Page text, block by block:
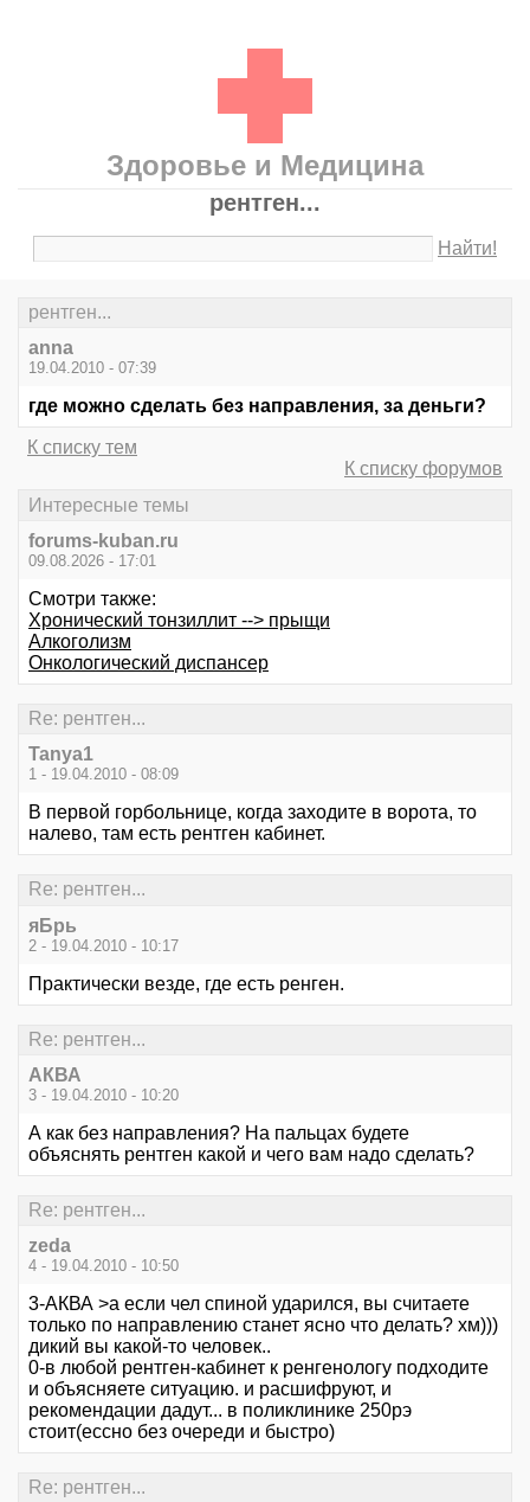
Здоровье и Медицина
рентген...
Найти!
рентген...
anna
19.04.2010 - 07:39
где можно сделать без направления, за деньги?
К списку тем
К списку форумов
Интересные темы
forums-kuban.ru
09.08.2026 - 17:01
Смотри также:
Хронический тонзиллит --> прыщи
Алкоголизм
Онкологический диспансер
Re: рентген...
Tanya1
1 - 19.04.2010 - 08:09
В первой горбольнице, когда заходите в ворота, то
налево, там есть рентген кабинет.
Re: рентген...
яБрь
2 - 19.04.2010 - 10:17
Практически везде, где есть ренген.
Re: рентген...
АКВА
3 - 19.04.2010 - 10:20
А как без направления? На пальцах будете
объяснять рентген какой и чего вам надо сделать?
Re: рентген...
zeda
4 - 19.04.2010 - 10:50
3-АКВА >а если чел спиной ударился, вы считаете
только по направлению станет ясно что делать? хм)))
дикий вы какой-то человек..
0-в любой рентген-кабинет к ренгенологу подходите
и объясняете ситуацию. и расшифруют, и
рекомендации дадут... в поликлинике 250рэ
стоит(ессно без очереди и быстро)
Re: рентген...